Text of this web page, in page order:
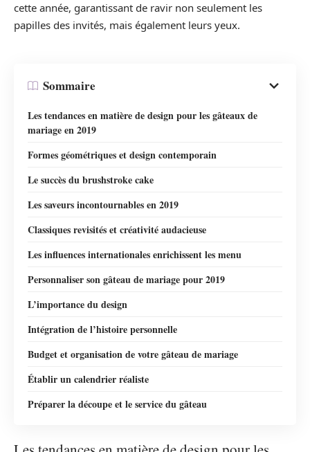
cette année, garantissant de ravir non seulement les
papilles des invités, mais également leurs yeux.
Sommaire
Les tendances en matière de design pour les gâteaux de
mariage en 2019
Formes géométriques et design contemporain
Le succès du brushstroke cake
Les saveurs incontournables en 2019
Classiques revisités et créativité audacieuse
Les influences internationales enrichissent les menu
Personnaliser son gâteau de mariage pour 2019
L’importance du design
Intégration de l’histoire personnelle
Budget et organisation de votre gâteau de mariage
Établir un calendrier réaliste
Préparer la découpe et le service du gâteau